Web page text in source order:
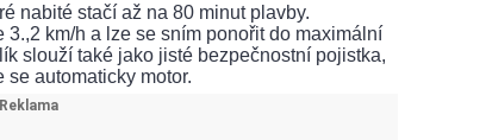
nabité stačí až na 80 minut plavby.
km/h a lze se sním ponořit do maximální
slouží také jako jisté bezpečnostní pojistka,
automaticky motor.